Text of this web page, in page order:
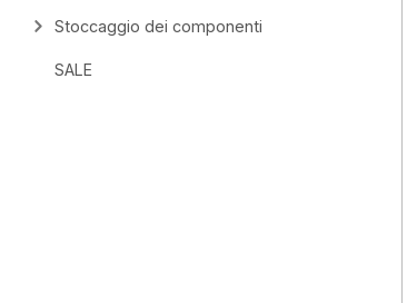
Stoccaggio dei componenti
SALE